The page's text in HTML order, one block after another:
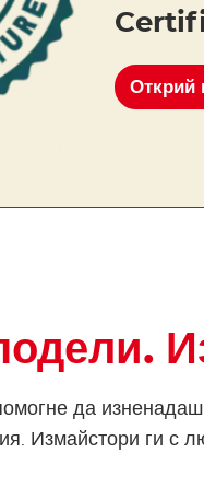
Открий
да
Измайстори ги с